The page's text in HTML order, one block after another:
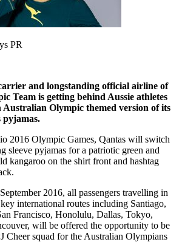
PR
and longstanding official airline of
Team is getting behind Aussie athletes
Olympic themed version of its
pyjamas.
2016 Olympic Games, Qantas will switch
sleeve pyjamas for a patriotic green and
kangaroo on the shirt front and hashtag
2016, all passengers travelling in
international routes including Santiago,
Francisco, Honolulu, Dallas, Tokyo,
will be offered the opportunity to be
Cheer squad for the Australian Olympians